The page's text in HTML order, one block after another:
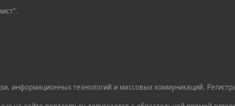
информационных технологий и массовых коммуникаций.